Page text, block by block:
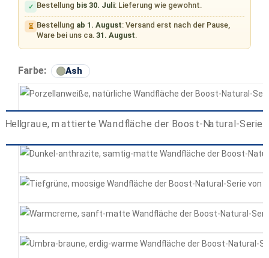
✓ Bestellung bis 30. Juli: Lieferung wie gewohnt.
⏳ Bestellung ab 1. August: Versand erst nach der Pause,
Ware bei uns ca.31. August.
Farbe: Ash auswählen